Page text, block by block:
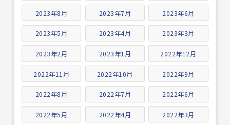
2023年8月 2023年7月 2023年6月
2023年5月 2023年4月 2023年3月
2023年2月 2023年1月 2022年12月
2022年11月 2022年10月 2022年9月
2022年8月 2022年7月 2022年6月
2022年5月 2022年4月 2022年3月